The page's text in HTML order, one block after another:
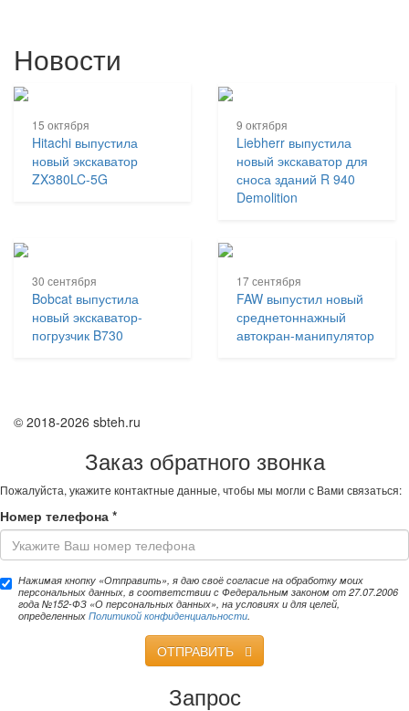
Новости
15 октября
Hitachi выпустила
новый экскаватор
ZX380LC-5G
9 октября
Liebherr выпустила
новый экскаватор для
сноса зданий R 940
Demolition
30 сентября
Bobcat выпустила
новый экскаватор-
погрузчик B730
17 сентября
FAW выпустил новый
среднетоннажный
автокран-манипулятор
© 2018-2026 sbteh.ru
Заказ обратного звонка
Пожалуйста, укажите контактные данные, чтобы мы могли с Вами связаться:
Номер телефона *
Нажимая кнопку «Отправить», я даю своё согласие на обработку моих
персональных данных, в соответствии с Федеральным законом от 27.07.2006
года №152-ФЗ «О персональных данных», на условиях и для целей,
определенных Политикой конфиденциальности
ОТПРАВИТЬ
Запрос